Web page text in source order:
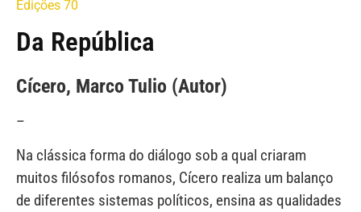
Edições 70
Da República
Cícero, Marco Tulio (Autor)
–
Na clássica forma do diálogo sob a qual criaram
muitos filósofos romanos, Cícero realiza um balanço
de diferentes sistemas políticos, ensina as qualidades